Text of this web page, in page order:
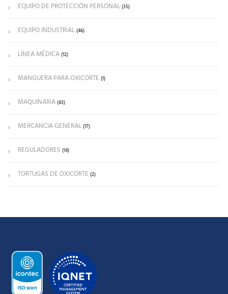
EQUIPO DE PROTECCIÓN PERSONAL(35)
EQUIPO INDUSTRIAL(46)
LÍNEA MÉDICA(12)
MANGUERA PARA OXICORTE (1)
MAQUINARIA(43)
MERCANCIA GENERAL(17)
REGULADORES (14)
TORTUGAS DE OXICORTE (2)